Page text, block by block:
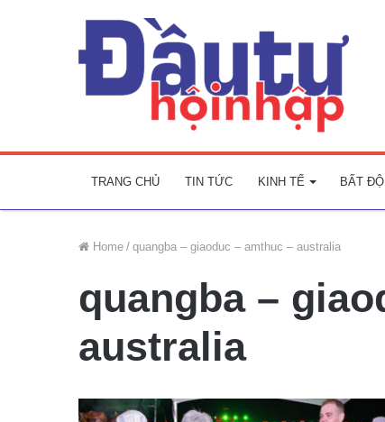
TRANG CHỦ TIN TỨC KINH TẾ BẤT
Home / quangba – giaoduc – amthuc – australia
quangba –
australia